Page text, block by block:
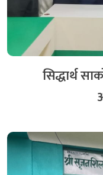
नेफ्स्कूनद्धारा
हिमचुली
सम्पन्न
२ दिन अगाडि
सिद्धार्थ